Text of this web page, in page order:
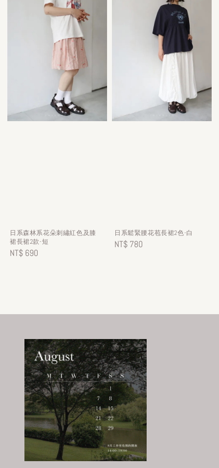
日系森林系花朵刺繡紅色及膝
裙長裙2款-短
Regular
NT$ 690
日系鬆緊腰花苞長裙2色-白
Regular
NT$ 780